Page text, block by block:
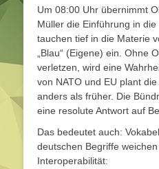
Um 08:00 Uhr übernimmt
Müller die Einführung in
tauchen tief in die Materie
„Blau“ (Eigene) ein. Ohne
verletzen, wird eine
von NATO und EU plant
anders als früher. Die
eine resolute Antwort auf
Das bedeutet auch:
deutschen Begriffe
Interoperabilität: